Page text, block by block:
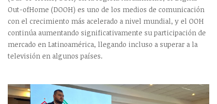
Out-ofHome (DOOH) es uno de los medios de comunicación
con el crecimiento más acelerado a nivel mundial, y el OOH
continúa aumentando significativamente su participación de
mercado en Latinoamérica, llegando incluso a superar a la
televisión en algunos países.